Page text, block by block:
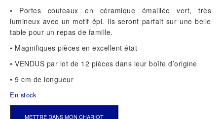
• Portes couteaux en céramique émaillée vert, très
lumineux avec un motif épi. Ils seront parfait sur une belle
table pour un repas de famille.
• Magnifiques pièces en excellent état
• VENDUS par lot de 12 pièces dans leur boîte d’origine
• 9 cm de longueur
En stock
METTRE DANS MON CHARIOT